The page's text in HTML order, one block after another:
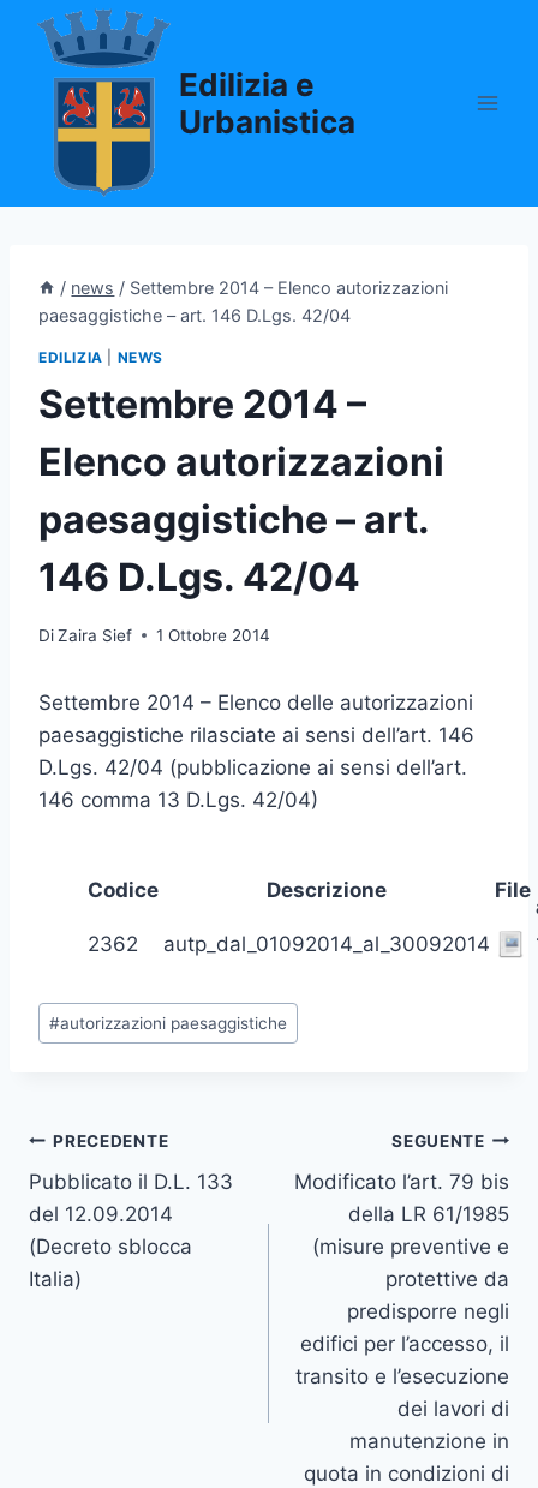
Salta
contenuto
Edilizia e
Urbanistica
/ news / Settembre 2014 – Elenco autorizzazioni
paesaggistiche – art. 146 D.Lgs. 42/04
EDILIZIA NEWS
Settembre 2014 –
Elenco autorizzazioni
paesaggistiche – art.
146 D.Lgs. 42/04
DiZaira Sief 1 Ottobre 2014
Settembre 2014 – Elenco delle autorizzazioni
paesaggistiche rilasciate ai sensi dell’art. 146
D.Lgs. 42/04 (pubblicazione ai sensi dell’art.
146 comma 13 D.Lgs. 42/04)
Codice Descrizione File
2362
autp_dal_01092014_al_30092014
Tag
articolo:
#autorizzazioni paesaggistiche
Navigazione
articoli
PRECEDENTE
Pubblicato il D.L. 133
del 12.09.2014
(Decreto sblocca
Italia)
SEGUENTE
Modificato l’art. 79 bis
della LR 61/1985
(misure preventive e
protettive da
predisporre negli
edifici per l’accesso, il
transito e l’esecuzione
dei lavori di
manutenzione in
quota in condizioni di